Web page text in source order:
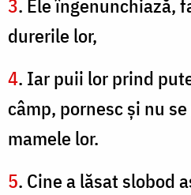
3. Ele îngenunchiază,
durerile lor,
4. Iar puii lor prind
câmp, pornesc şi nu
mamele lor.
5. Cine a lăsat slobod